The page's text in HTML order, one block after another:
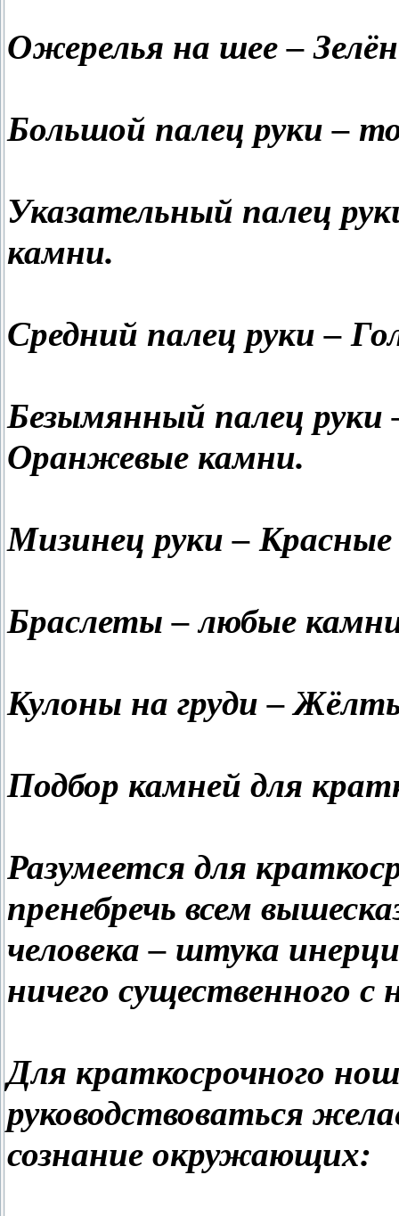
Ожерелья на шее –
Большой палец руки –
Указательный палец
камни.
Средний палец руки –
Безымянный палец
Оранжевые камни.
Мизинец руки –
Браслеты – любые
Кулоны на груди –
Подбор камней для
Разумеется для
пренебречь всем
человека – штука
ничего существенного с
Для краткосрочного
руководствоваться
сознание окружающих: